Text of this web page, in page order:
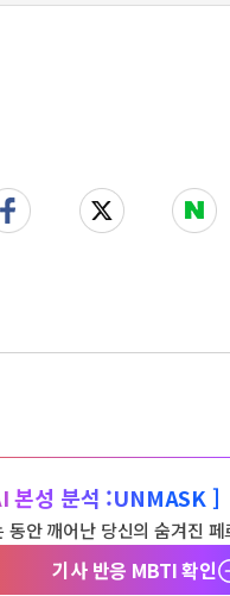
본성 분석 :UNMASK ]
동안 깨어난 당신의 숨겨진
기사 반응 MBTI 확인